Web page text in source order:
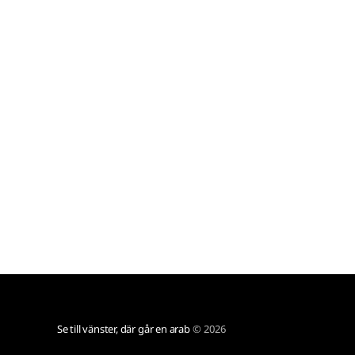
Se till vänster, där går en arab© 2026